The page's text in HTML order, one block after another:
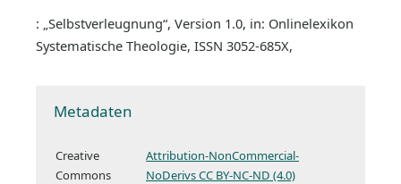
: „Selbstverleugnung“, Version 1.0, in: Onlinelexikon
Systematische Theologie, ISSN 3052-685X,
Metadaten
Creative
Commons
Attribution-NonCommercial-
NoDerivs CC BY-NC-ND (4.0)